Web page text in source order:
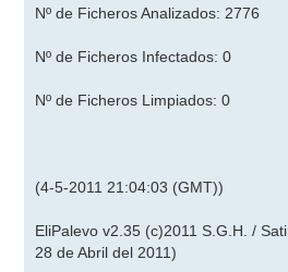
Nº de Ficheros Analizados: 2776
Nº de Ficheros Infectados: 0
Nº de Ficheros Limpiados: 0
(4-5-2011 21:04:03 (GMT))
EliPalevo v2.35 (c)2011 S.G.H. /
28 de Abril del 2011)